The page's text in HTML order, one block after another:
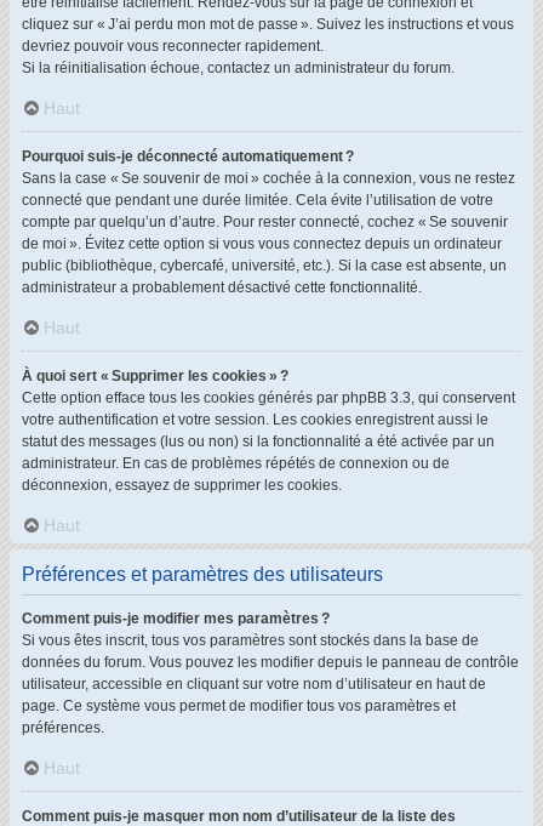
cliquez sur « J’ai perdu mon mot de passe ». Suivez les instructions et vous
devriez pouvoir vous reconnecter rapidement.
Si la réinitialisation échoue, contactez un administrateur du forum.
Haut
Pourquoi suis-je déconnecté automatiquement ?
Sans la case « Se souvenir de moi » cochée à la connexion, vous ne restez
connecté que pendant une durée limitée. Cela évite l’utilisation de votre
compte par quelqu’un d’autre. Pour rester connecté, cochez « Se souvenir
de moi ». Évitez cette option si vous vous connectez depuis un ordinateur
public (bibliothèque, cybercafé, université, etc.). Si la case est absente, un
administrateur a probablement désactivé cette fonctionnalité.
Haut
À quoi sert « Supprimer les cookies » ?
Cette option efface tous les cookies générés par phpBB 3.3, qui conservent
votre authentification et votre session. Les cookies enregistrent aussi le
statut des messages (lus ou non) si la fonctionnalité a été activée par un
administrateur. En cas de problèmes répétés de connexion ou de
déconnexion, essayez de supprimer les cookies.
Haut
Préférences et paramètres des utilisateurs
Comment puis-je modifier mes paramètres ?
Si vous êtes inscrit, tous vos paramètres sont stockés dans la base de
données du forum. Vous pouvez les modifier depuis le panneau de contrôle
utilisateur, accessible en cliquant sur votre nom d’utilisateur en haut de
page. Ce système vous permet de modifier tous vos paramètres et
préférences.
Haut
Comment puis-je masquer mon nom d’utilisateur de la liste des